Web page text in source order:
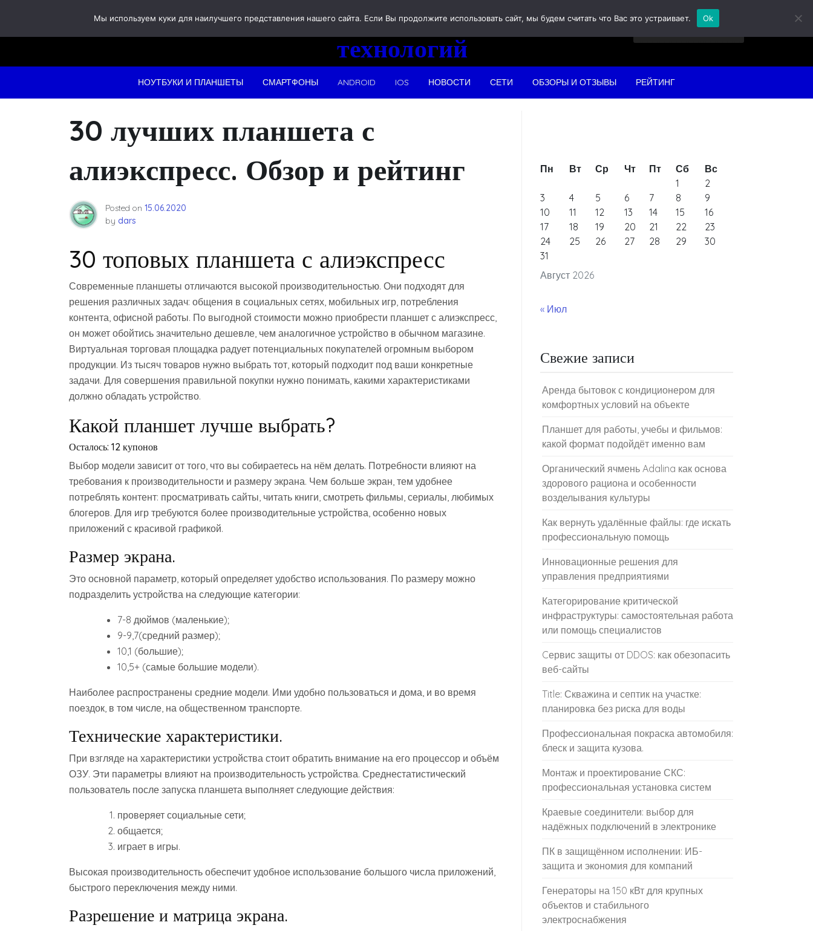
content
Новости
технологий
НОУТБУКИ И ПЛАНШЕТЫ СМАРТФОНЫ ANDROID IOS НОВОСТИ СЕТИ ОБЗОРЫ И ОТЗЫВЫ РЕЙТИНГ
30 лучших планшета с
алиэкспресс. Обзор и рейтинг
Posted on 15.06.2020
by dars
30 топовых планшета с алиэкспресс
Современные планшеты отличаются высокой производительностью. Они подходят для
решения различных задач: общения в социальных сетях, мобильных игр, потребления
контента, офисной работы. По выгодной стоимости можно приобрести планшет с алиэкспресс,
он может обойтись значительно дешевле, чем аналогичное устройство в обычном магазине.
Виртуальная торговая площадка радует потенциальных покупателей огромным выбором
продукции. Из тысяч товаров нужно выбрать тот, который подходит под ваши конкретные
задачи. Для совершения правильной покупки нужно понимать, какими характеристиками
должно обладать устройство.
Какой планшет лучше выбрать?
Осталось: 12 купонов
Выбор модели зависит от того, что вы собираетесь на нём делать. Потребности влияют на
требования к производительности и размеру экрана. Чем больше экран, тем удобнее
потреблять контент: просматривать сайты, читать книги, смотреть фильмы, сериалы, любимых
блогеров. Для игр требуются более производительные устройства, особенно новых
приложений с красивой графикой.
Размер экрана.
Это основной параметр, который определяет удобство использования. По размеру можно
подразделить устройства на следующие категории:
7-8 дюймов (маленькие);
9-9,7(средний размер);
10,1 (большие);
10,5+ (самые большие модели).
Наиболее распространены средние модели. Ими удобно пользоваться и дома, и во время
поездок, в том числе, на общественном транспорте.
Технические характеристики.
При взгляде на характеристики устройства стоит обратить внимание на его процессор и объём
ОЗУ. Эти параметры влияют на производительность устройства. Среднестатистический
пользователь после запуска планшета выполняет следующие действия:
проверяет социальные сети;
общается;
играет в игры.
Высокая производительность обеспечит удобное использование большого числа приложений,
быстрого переключения между ними.
Разрешение и матрица экрана.
Август 2026
Пн Вт Ср Чт Пт Сб
Вс
1
2
3
4 5 6 7 8
9
10
11 12 13 14 15
16
17
18 19 20 21 22
23
24
25 26 27 28 29
30
31
« Июл
Свежие записи
Аренда бытовок с кондиционером для
комфортных условий на объекте
Планшет для работы, учебы и фильмов:
какой формат подойдёт именно вам
Органический ячмень Adalina как основа
здорового рациона и особенности
возделывания культуры
Как вернуть удалённые файлы: где искать
профессиональную помощь
Инновационные решения для
управления предприятиями
Категорирование критической
инфраструктуры: самостоятельная работа
или помощь специалистов
Cервис защиты от DDOS: как обезопасить
веб-сайты
Title: Скважина и септик на участке:
планировка без риска для воды
Профессиональная покраска автомобиля:
блеск и защита кузова.
Монтаж и проектирование СКС:
профессиональная установка систем
Краевые соединители: выбор для
надёжных подключений в электронике
ПК в защищённом исполнении: ИБ-
защита и экономия для компаний
Генераторы на 150 кВт для крупных
объектов и стабильного
электроснабжения
Мы используем куки для наилучшего представления нашего сайта. Если Вы продолжите использовать сайт, мы будем считать что Вас это устраивает. Ok